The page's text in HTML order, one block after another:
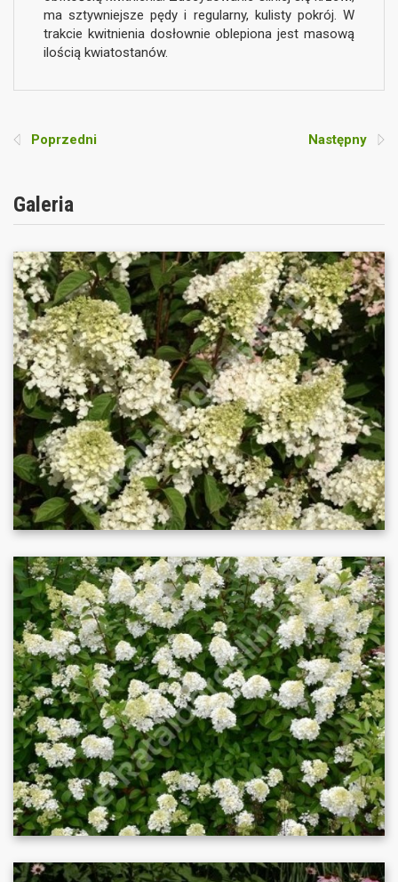
ma sztywniejsze pędy i regularny, kulisty pokrój. W
trakcie kwitnienia dosłownie oblepiona jest masową
ilością kwiatostanów.
Poprzedni Następny
Galeria